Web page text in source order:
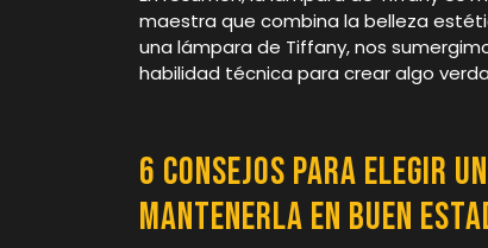
maestra que combina la belleza
una lámpara de Tiffany, nos
habilidad técnica para crear algo
6 consejos para elegir
mantenerla en buen